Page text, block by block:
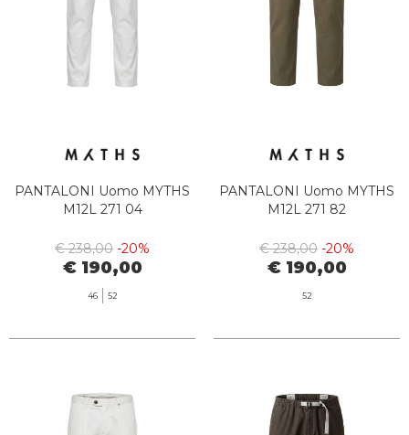
PANTALONI Uomo MYTHS
M12L 271 04
€ 238,00 -20%
€ 190,00
46 52
PANTALONI Uomo MYTHS
M12L 271 82
€ 238,00 -20%
€ 190,00
52